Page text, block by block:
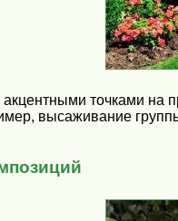
точками на
высаживание